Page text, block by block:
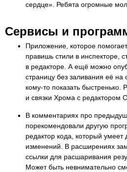
сердце». Ребята огромные
Сервисы и
Приложение, которое
правишь стили в инспекторе,
в редакторе. А ещё можно
страницу без заливания её на
кому-то показать быстренько.
и связки Хрома с редактором
В комментариях про
порекомендовали другую
редактор кода, который умеет
изменений. В расширениях
ссылки для расшаривания
Может быть невнимательно